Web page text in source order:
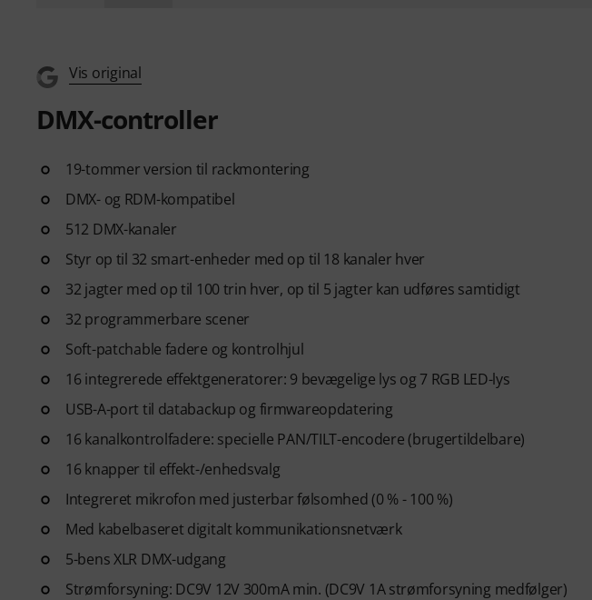
Vis original
DMX-controller
19-tommer version til rackmontering
DMX- og RDM-kompatibel
512 DMX-kanaler
Styr op til 32 smart-enheder med op til 18 kanaler hver
32 jagter med op til 100 trin hver, op til 5 jagter kan udføres samtidigt
32 programmerbare scener
Soft-patchable fadere og kontrolhjul
16 integrerede effektgeneratorer: 9 bevægelige lys og 7 RGB LED-lys
USB-A-port til databackup og firmwareopdatering
16 kanalkontrolfadere: specielle PAN/TILT-encodere (brugertildelbare)
16 knapper til effekt-/enhedsvalg
Integreret mikrofon med justerbar følsomhed (0 % - 100 %)
Med kabelbaseret digitalt kommunikationsnetværk
5-bens XLR DMX-udgang
Strømforsyning: DC9V 12V 300mA min. (DC9V 1A strømforsyning medfølger)